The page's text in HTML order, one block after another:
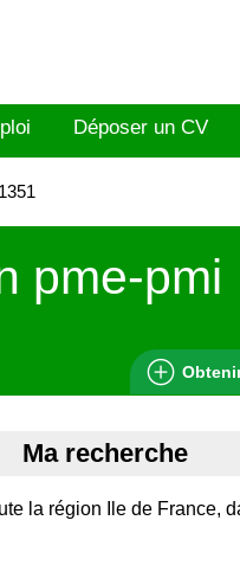
Déposer un CV
pme-pmi
Ma recherche
la région Ile de France,